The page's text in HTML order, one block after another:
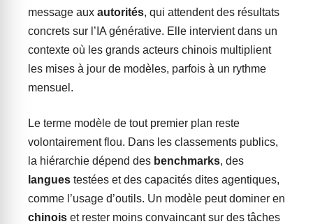
message aux autorités, qui attendent des résultats
concrets sur l’IA générative. Elle intervient dans un
contexte où les grands acteurs chinois multiplient
les mises à jour de modèles, parfois à un rythme
mensuel.
Le terme modèle de tout premier plan reste
volontairement flou. Dans les classements publics,
la hiérarchie dépend des benchmarks, des
langues testées et des capacités dites agentiques,
comme l’usage d’outils. Un modèle peut dominer en
chinois et rester moins convaincant sur des tâches